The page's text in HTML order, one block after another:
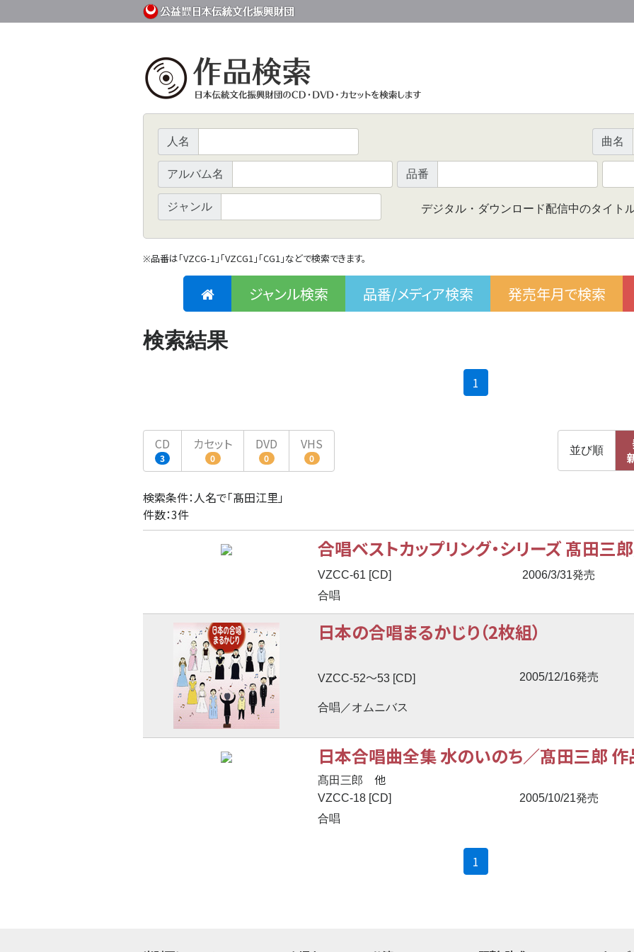
人名 曲名
アルバム名 品番
ジャンル デジタル・ダウンロード配信中のタイト
※品番は「VZCG-1」「VZCG1」「CG1」などで検索できます。
ジャンル検索 品番/メディア検索 発売年月で検索
検索結果
1
CD
3
カセット
0
DVD
0
VHS
0
並び順
検索条件：人名で「髙田江里」
件数：3件
合唱ベストカップリング・シリーズ 髙田三
VZCC-61 [CD]
2006/3/31発売
合唱
日本の合唱まるかじり（2枚組）
VZCC-52〜53 [CD] 2005/12/16発売
合唱／オムニバス
日本合唱曲全集 水のいのち／髙田三郎
髙田三郎 他
VZCC-18 [CD]
2005/10/21発売
合唱
1